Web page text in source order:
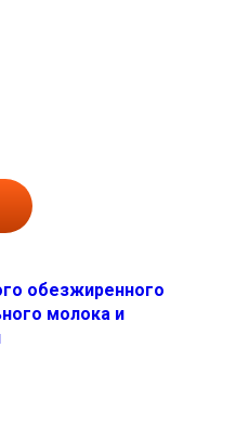
обезжиренного
молока и